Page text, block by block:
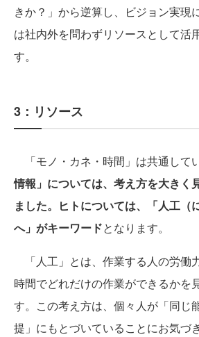
きか？」から逆算し、ビジョン実現
は社内外を問わずリソースとして活
す。
3：リソース
「モノ・カネ・時間」は共通して
情報」については、考え方を大きく
ました。ヒトについては、「人工（
へ」がキーワードとなります。
「人工」とは、作業する人の労働
時間でどれだけの作業ができるかを
す。この考え方は、個々人が「同じ
提」にもとづいていることにお気づ